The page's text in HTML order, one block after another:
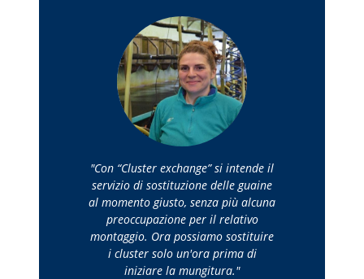
Con “Cluster exchange” si intende il
servizio di sostituzione delle guaine
al momento giusto, senza più alcuna
preoccupazione per il relativo
montaggio. Ora possiamo sostituire
i cluster solo un'ora prima di
iniziare la mungitura.